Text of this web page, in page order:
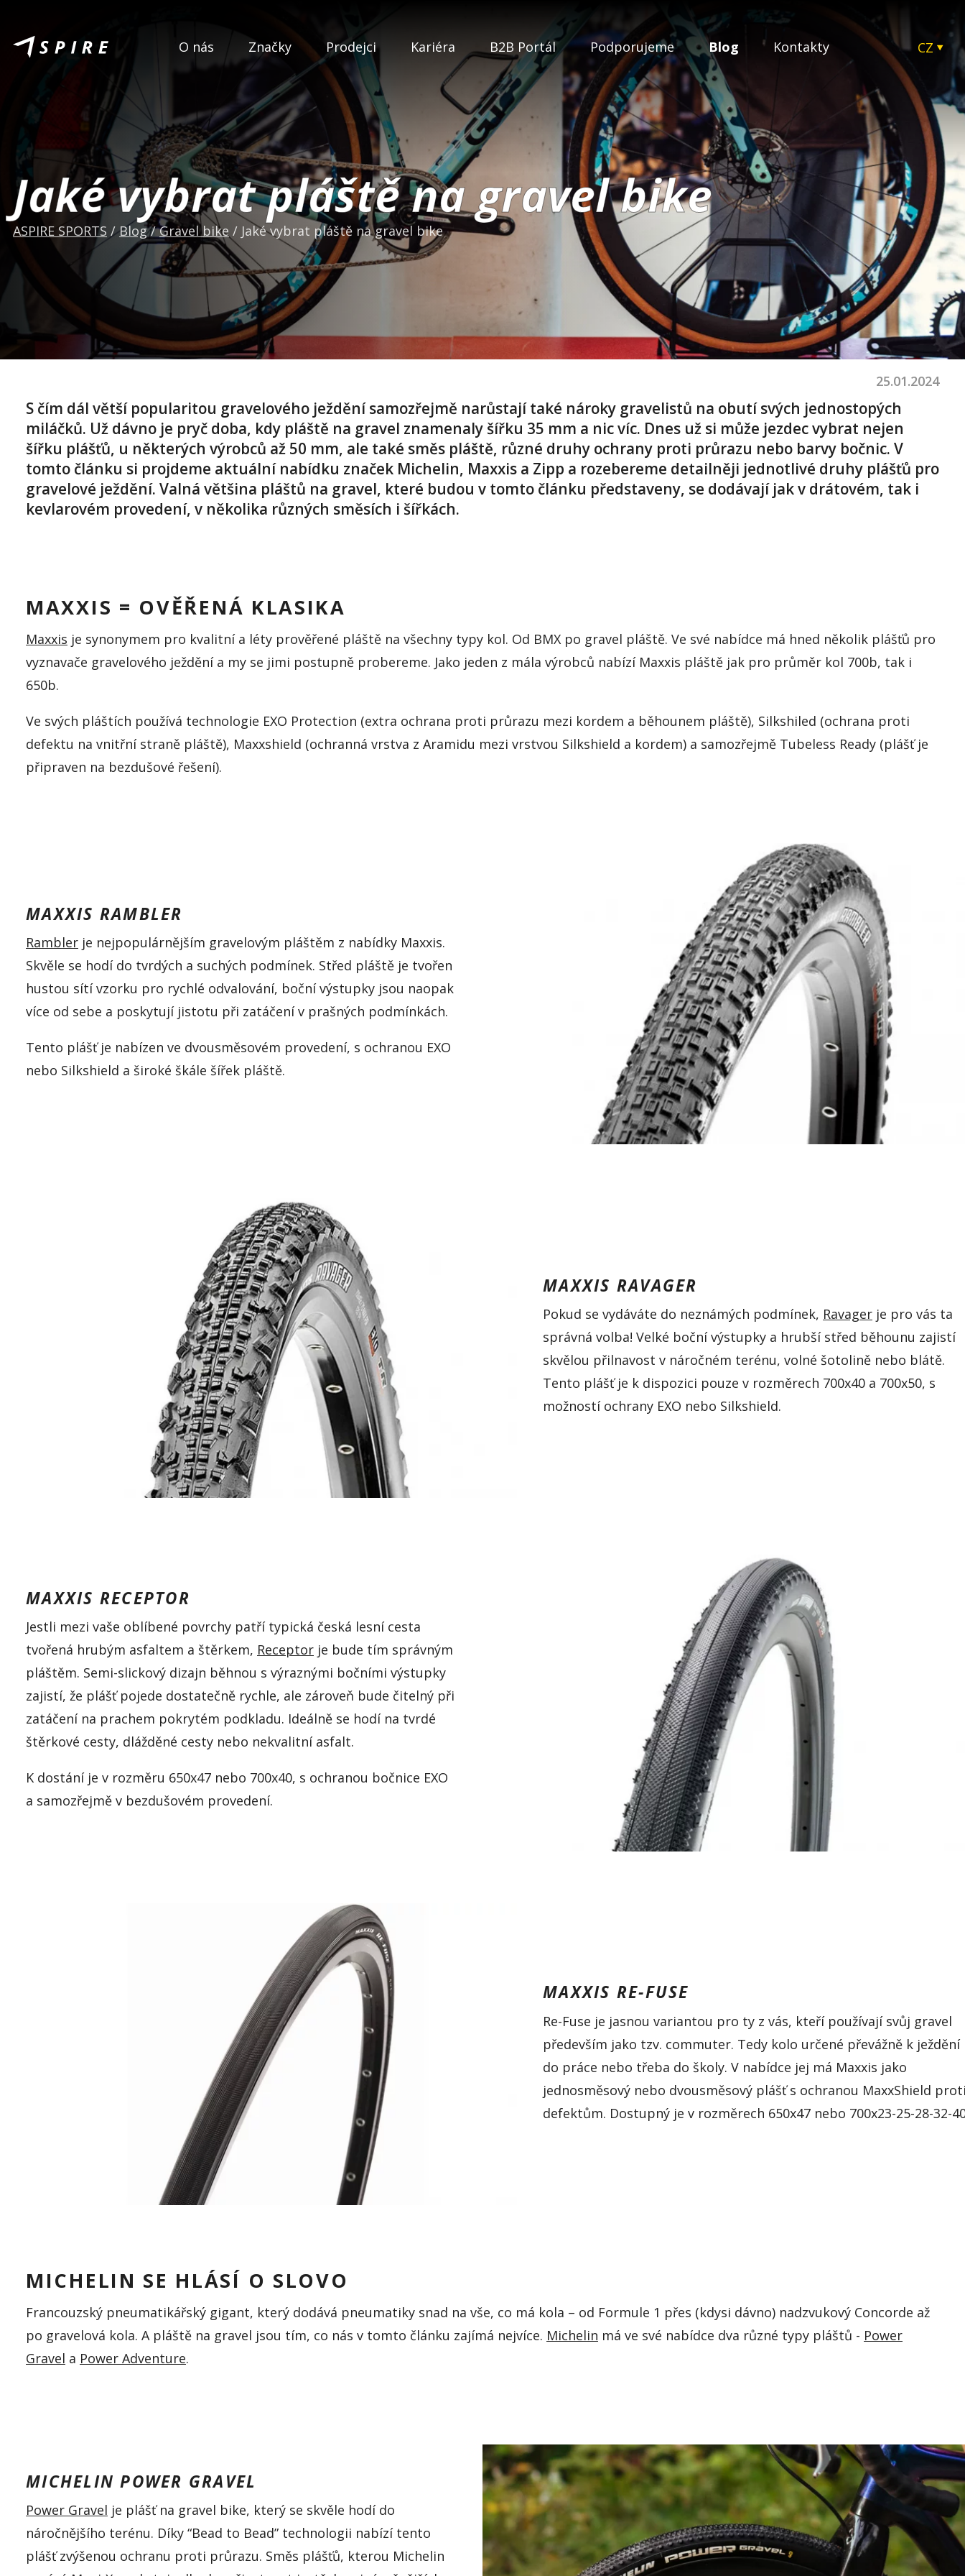
O nás Značky Prodejci Kariéra B2B Portál Podporujeme Blog Kontakty
CZ
SK
HU
PL
Jaké vybrat pláště na gravel bike
ASPIRE SPORTS / Blog / Gravel bike / Jaké vybrat pláště na gravel bike
25.01.2024
S čím dál větší popularitou gravelového ježdění samozřejmě narůstají také nároky gravelistů na obutí svých jednostopých
miláčků. Už dávno je pryč doba, kdy pláště na gravel znamenaly šířku 35 mm a nic víc. Dnes už si může jezdec vybrat nejen
šířku plášťů, u některých výrobců až 50 mm, ale také směs pláště, různé druhy ochrany proti průrazu nebo barvy bočnic. V
tomto článku si projdeme aktuální nabídku značek Michelin, Maxxis a Zipp a rozebereme detailněji jednotlivé druhy plášťů pro
gravelové ježdění. Valná většina pláštů na gravel, které budou v tomto článku představeny, se dodávají jak v drátovém, tak i
kevlarovém provedení, v několika různých směsích i šířkách.
MAXXIS = OVĚŘENÁ KLASIKA
Maxxis je synonymem pro kvalitní a léty prověřené pláště na všechny typy kol. Od BMX po gravel pláště. Ve své nabídce má hned několik plášťů pro
vyznavače gravelového ježdění a my se jimi postupně probereme. Jako jeden z mála výrobců nabízí Maxxis pláště jak pro průměr kol 700b, tak i
650b.
Ve svých pláštích používá technologie EXO Protection (extra ochrana proti průrazu mezi kordem a běhounem pláště), Silkshiled (ochrana proti
defektu na vnitřní straně pláště), Maxxshield (ochranná vrstva z Aramidu mezi vrstvou Silkshield a kordem) a samozřejmě Tubeless Ready (plášť je
připraven na bezdušové řešení).
MAXXIS RAMBLER
Rambler je nejpopulárnějším gravelovým pláštěm z nabídky Maxxis.
Skvěle se hodí do tvrdých a suchých podmínek. Střed pláště je tvořen
hustou sítí vzorku pro rychlé odvalování, boční výstupky jsou naopak
více od sebe a poskytují jistotu při zatáčení v prašných podmínkách.
Tento plášť je nabízen ve dvousměsovém provedení, s ochranou EXO
nebo Silkshield a široké škále šířek pláště.
MAXXIS RAVAGER
Pokud se vydáváte do neznámých podmínek, Ravager je pro vás ta
správná volba! Velké boční výstupky a hrubší střed běhounu zajistí
skvělou přilnavost v náročném terénu, volné šotolině nebo blátě.
Tento plášť je k dispozici pouze v rozměrech 700x40 a 700x50, s
možností ochrany EXO nebo Silkshield.
MAXXIS RECEPTOR
Jestli mezi vaše oblíbené povrchy patří typická česká lesní cesta
tvořená hrubým asfaltem a štěrkem, Receptor je bude tím správným
pláštěm. Semi-slickový dizajn běhnou s výraznými bočními výstupky
zajistí, že plášť pojede dostatečně rychle, ale zároveň bude čitelný při
zatáčení na prachem pokrytém podkladu. Ideálně se hodí na tvrdé
štěrkové cesty, dlážděné cesty nebo nekvalitní asfalt.
K dostání je v rozměru 650x47 nebo 700x40, s ochranou bočnice EXO
a samozřejmě v bezdušovém provedení.
MAXXIS RE-FUSE
Re-Fuse je jasnou variantou pro ty z vás, kteří používají svůj gravel
především jako tzv. commuter. Tedy kolo určené převážně k ježdění
do práce nebo třeba do školy. V nabídce jej má Maxxis jako
jednosměsový nebo dvousměsový plášť s ochranou MaxxShield
defektům. Dostupný je v rozměrech 650x47 nebo 700x23-25-28-32-
MICHELIN SE HLÁSÍ O SLOVO
Francouzský pneumatikářský gigant, který dodává pneumatiky snad na vše, co má kola – od Formule 1 přes (kdysi dávno) nadzvukový Concorde až
po gravelová kola. A pláště na gravel jsou tím, co nás v tomto článku zajímá nejvíce. Michelin má ve své nabídce dva různé typy pláštů - Power
Gravel a Power Adventure.
MICHELIN POWER GRAVEL
Power Gravel je plášť na gravel bike, který se skvěle hodí do
náročnějšího terénu. Díky “Bead to Bead” technologii nabízí tento
plášť zvýšenou ochranu proti průrazu. Směs plášťů, kterou Michelin